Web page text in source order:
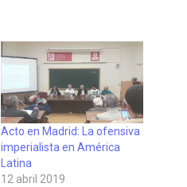
Acto en Madrid: La ofensiva
imperialista en América
Latina
12 abril 2019